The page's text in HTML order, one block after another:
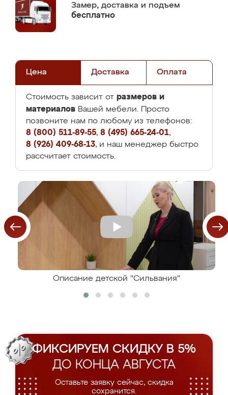
Замер, доставка и подъем
бесплатно
Цена Доставка Оплата
Стоимость зависит от размеров и
материалов Вашей мебели. Просто
позвоните нам по любому из телефонов:
8 (800) 511-89-55, 8 (495) 665-24-01,
8 (926) 409-68-13, и наш менеджер быстро
рассчитает стоимость.
Описание детской "Сильвания"
ФИКСИРУЕМ СКИДКУ В 5%
ДО КОНЦА АВГУСТА
Оставьте заявку сейчас, скидка
сохранится.